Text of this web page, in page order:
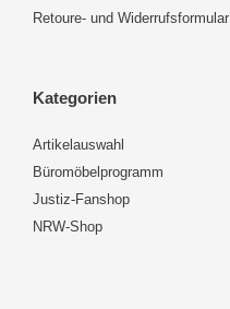
Retoure- und Widerrufsformular
Kategorien
Artikelauswahl
Büromöbelprogramm
Justiz-Fanshop
NRW-Shop